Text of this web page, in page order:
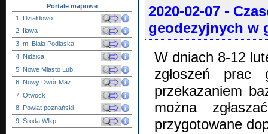
Portale mapowe
1. Działdowo
2. Iława
3. m. Biała Podlaska
4. Nidzica
5. Nowe Miasto Lub.
6. Nowy Dwór Maz.
7. Otwock
8. Powiat poznański
9. Środa Wlkp.
2020-02-07 -
geodezyjnych w
W dniach 8-12
zgłoszeń
przekazaniem
można
przygotowane